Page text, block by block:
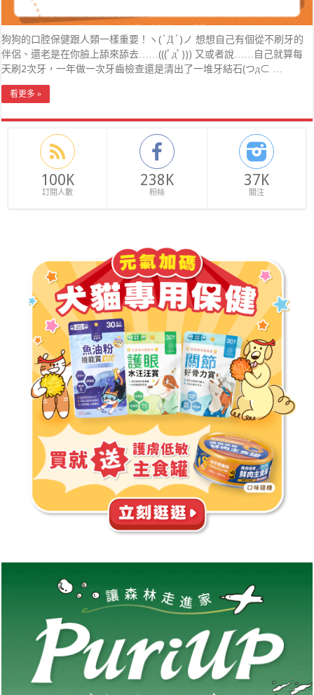
狗狗的口腔保健跟人類一樣重要！ヽ(`Д´)ノ 想想自己有個從不刷牙的
伴侶、還老是在你臉上舔來舔去……(((ﾟдﾟ))) 又或者說……自己就算每
天刷2次牙，一年做一次牙齒檢查還是清出了一堆牙結石(つд⊂ …
看更多 »
100K
訂閱人數
238K
粉絲
37K
關注